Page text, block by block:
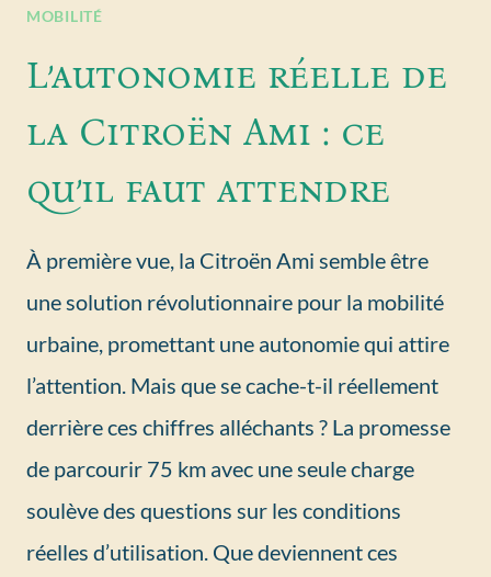
MOBILITÉ
L’autonomie réelle de
la Citroën Ami : ce
qu’il faut attendre
À première vue, la Citroën Ami semble être
une solution révolutionnaire pour la mobilité
urbaine, promettant une autonomie qui attire
l’attention. Mais que se cache-t-il réellement
derrière ces chiffres alléchants ? La promesse
de parcourir 75 km avec une seule charge
soulève des questions sur les conditions
réelles d’utilisation. Que deviennent ces